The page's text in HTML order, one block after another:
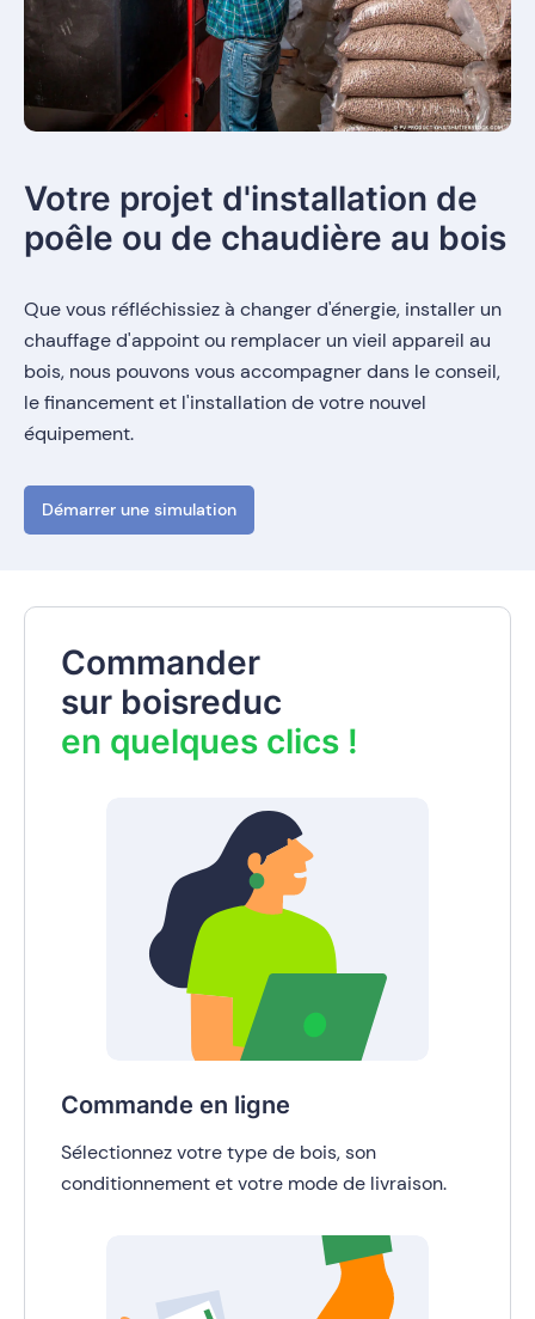
Votre projet d'installation de
poêle ou de chaudière au bois
Que vous réfléchissiez à changer d'énergie, installer un
chauffage d'appoint ou remplacer un vieil appareil au
bois, nous pouvons vous accompagner dans le conseil,
le financement et l'installation de votre nouvel
équipement.
Démarrer une simulation
Commander
sur boisreduc
en quelques clics !
Commande en ligne
Sélectionnez votre type de bois, son
conditionnement et votre mode de livraison.